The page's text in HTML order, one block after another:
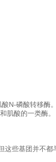
N-磷酸转移
肌酸的一类酶。
些基团并不